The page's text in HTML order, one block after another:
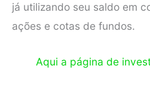
já utilizando seu saldo em
ações e cotas de fundos.
Aqui a página de